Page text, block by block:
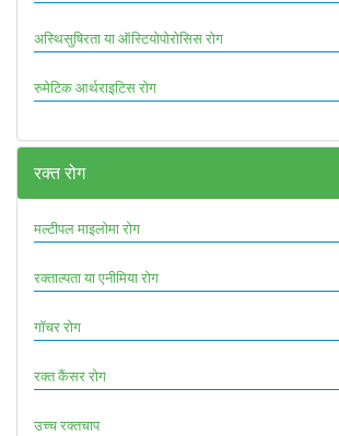
अस्थिसुषिरता या ऑस्टियोपोरोसिस रोग
रुमेटिक आर्थराइटिस रोग
रक्त रोग
मल्टीपल माइलोमा रोग
रक्ताल्पता या एनीमिया रोग
गॉचर रोग
रक्त कैंसर रोग
उच्च रक्तचाप